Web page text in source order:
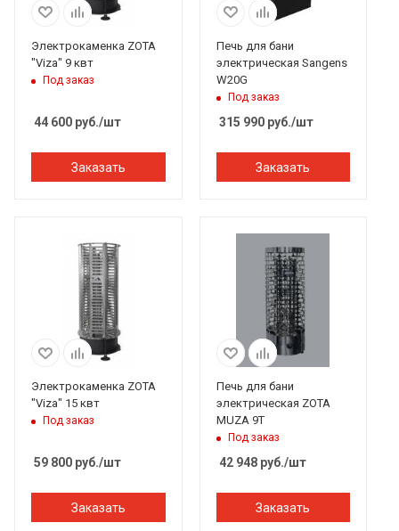
Электрокаменка ZOTA
"Viza" 9 квт
Под заказ
44 600 руб./шт
Заказать
Печь для бани
электрическая Sangens
W20G
Под заказ
315 990руб./шт
Заказать
Электрокаменка ZOTA
"Viza" 15 квт
Под заказ
59 800 руб./шт
Заказать
Печь для бани
электрическая ZOTA
MUZA 9Т
Под заказ
42 948руб./шт
Заказать